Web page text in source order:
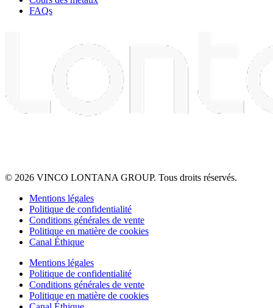
FAQs
© 2026 VINCO LONTANA GROUP. Tous droits réservés.
Mentions légales
Politique de confidentialité
Conditions générales de vente
Politique en matière de cookies
Canal Éthique
Mentions légales
Politique de confidentialité
Conditions générales de vente
Politique en matière de cookies